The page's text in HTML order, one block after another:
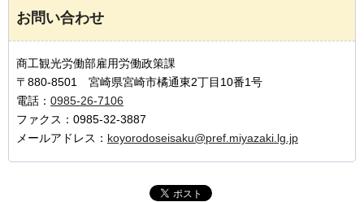
お問い合わせ
商工観光労働部雇用労働政策課
〒880-8501 宮崎県宮崎市橘通東2丁目10番1号
電話： 0985-26-7106
ファクス：0985-32-3887
メールアドレス： koyorodoseisaku@pref.miyazaki.lg.jp